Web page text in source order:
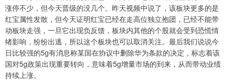
涨停不少，但今天晋级的没几个。昨天视频中说了，该板块更多的是
红宝属性发散，但今天证明红宝已经在走高位独立抱团，已经不能带
动板块走强，一旦它出现负反馈，板块内其他的个股就会受到恐慌情
绪影响，纷纷出逃，所以这个板块也可以取消关注。最后我们说说今
日比较强的5g有消息称某国在协议中删除华为条款的决定，标志着该
国对5g政策出现重要转向，意味着5g增量市场的到来，从而带动业绩
持续上涨。